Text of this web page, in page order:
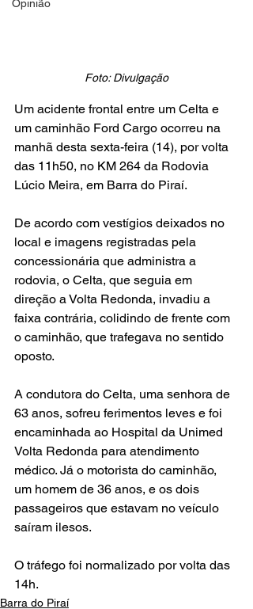
Opinião
Foto: Divulgação
Um acidente frontal entre um Celta e
um caminhão Ford Cargo ocorreu na
manhã desta sexta-feira (14), por volta
das 11h50, no KM 264 da Rodovia
Lúcio Meira, em Barra do Piraí.
De acordo com vestígios deixados no
local e imagens registradas pela
concessionária que administra a
rodovia, o Celta, que seguia em
direção a Volta Redonda, invadiu a
faixa contrária, colidindo de frente com
o caminhão, que trafegava no sentido
oposto.
A condutora do Celta, uma senhora de
63 anos, sofreu ferimentos leves e foi
encaminhada ao Hospital da Unimed
Volta Redonda para atendimento
médico. Já o motorista do caminhão,
um homem de 36 anos, e os dois
passageiros que estavam no veículo
saíram ilesos.
O tráfego foi normalizado por volta das
14h.
Barra do Piraí